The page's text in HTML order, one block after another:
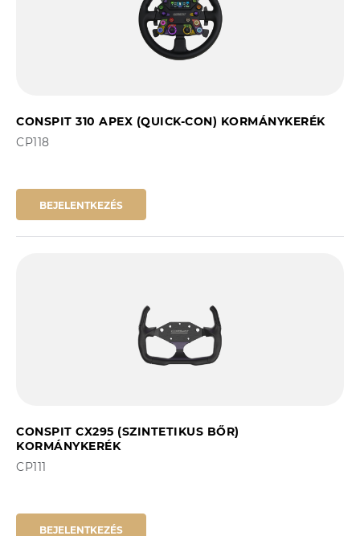
CONSPIT 310 APEX (QUICK-CON) KORMÁNYKERÉK
CP118
BEJELENTKEZÉS
CONSPIT CX295 (SZINTETIKUS BŐR)
KORMÁNYKERÉK
CP111
BEJELENTKEZÉS